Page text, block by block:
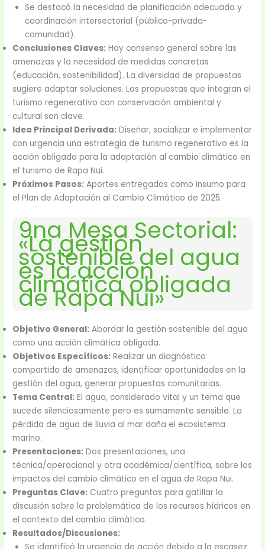
Se destacó la necesidad de planificación adecuada y
coordinación intersectorial (público-privada-
comunidad).
Conclusiones Claves: Hay consenso general sobre las
amenazas y la necesidad de medidas concretas
(educación, sostenibilidad). La diversidad de propuestas
sugiere adaptar soluciones. Las propuestas que integran el
turismo regenerativo con conservación ambiental y
cultural son clave.
Idea Principal Derivada: Diseñar, socializar e implementar
con urgencia una estrategia de turismo regenerativo es la
acción obligada para la adaptación al cambio climático en
el turismo de Rapa Nui.
Próximos Pasos: Aportes entregados como insumo para
el Plan de Adaptación al Cambio Climático de 2025.
9na Mesa Sectorial:
«La gestión
sostenible del agua
es la acción
climática obligada
de Rapa Nui»
Objetivo General: Abordar la gestión sostenible del agua
como una acción climática obligada.
Objetivos Específicos: Realizar un diagnóstico
compartido de amenazas, identificar oportunidades en la
gestión del agua, generar propuestas comunitarias.
Tema Central: El agua, considerado vital y un tema que
sucede silenciosamente pero es sumamente sensible. La
pérdida de agua de lluvia al mar daña el ecosistema
marino.
Presentaciones: Dos presentaciones, una
técnica/operacional y otra académica/científica, sobre los
impactos del cambio climático en el agua de Rapa Nui.
Preguntas Clave: Cuatro preguntas para gatillar la
discusión sobre la problemática de los recursos hídricos en
el contexto del cambio climático.
Resultados/Discusiones:
Se identificó la urgencia de acción debido a la escasez